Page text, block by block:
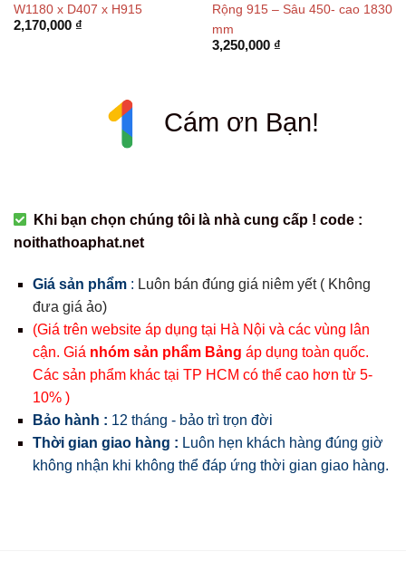
W1180 x D407 x H915
2,170,000 ₫
Rộng 915 – Sâu 450- cao 1830
mm
3,250,000 ₫
Cám ơn Bạn!
Khi bạn chọn chúng tôi là nhà cung cấp ! code :
noithathoaphat.net
Giá sản phẩm: Luôn bán đúng giá niêm yết ( Không
đưa giá ảo)
(Giá trên website áp dụng tại Hà Nội và các vùng lân
cận. Giá nhóm sản phẩm Bảng áp dụng toàn quốc.
Các sản phẩm khác tại TP HCM có thể cao hơn từ 5-
10% )
Bảo hành : 12 tháng - bảo trì trọn đời
Thời gian giao hàng : Luôn hẹn khách hàng đúng giờ
không nhận khi không thể đáp ứng thời gian giao hàng.